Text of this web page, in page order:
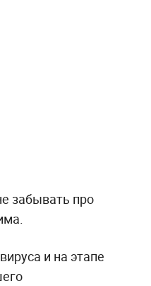
забывать про
и на этапе